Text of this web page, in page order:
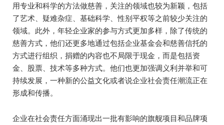
用专业和科学的方法做慈善，关注的领域也较为新颖，包括
了艺术、疑难杂症、基础科学、性别平权等之前较少关注的
领域。此外，年轻企业家的参与方式更加多样，除了传统的
慈善方式，他们还更多地通过包括企业基金会和慈善信托的
方式进行组织，捐赠的内容也不局限于现金，而是包括资
金、股票、技术等多种方式。他们也更加强调义利并举和可
持续发展，一种新的公益文化或者说企业社会责任潮流正在
形成和传播。
企业在社会责任方面涌现出一批有影响的旗舰项目和品牌项